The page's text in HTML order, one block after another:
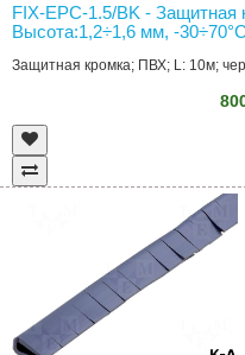
FIX-EPC-1.5/BK -
Высота:1,2÷1,6 мм, -30÷70°C
Защитная кромка; ПВХ; L: 10м;